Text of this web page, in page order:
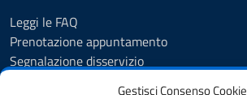
Gestisci Consenso Cookie
Leggi le FAQ
Prenotazione appuntamento
Segnalazione disservizio